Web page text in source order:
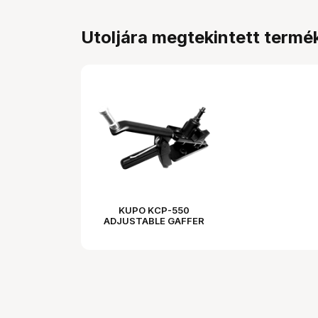
Utoljára megtekintett
KUPO KCP-550
ADJUSTABLE GAFFER